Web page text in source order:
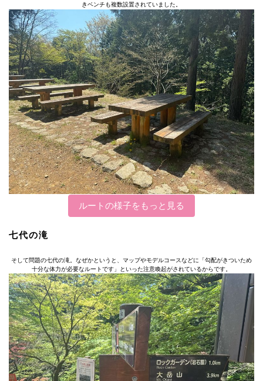
きベンチも複数設置されていました。
ルートの様子をもっと見る
七代の滝
そして問題の七代の滝。なぜかというと、マップやモデルコースなどに「勾配がきついため
十分な体力が必要なルートです」といった注意喚起がされているからです。